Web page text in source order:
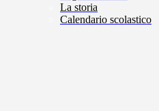
La storia
Calendario scolastico